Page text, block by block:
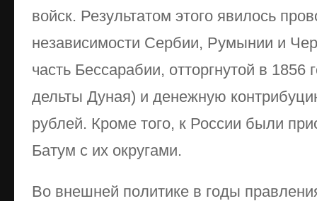
войск. Результатом этого явилось
независимости Сербии, Румынии и
часть Бессарабии, отторгнутой в 1856
дельты Дуная) и денежную
рублей. Кроме того, к России были
Батум с их округами.
Во внешней политике в годы